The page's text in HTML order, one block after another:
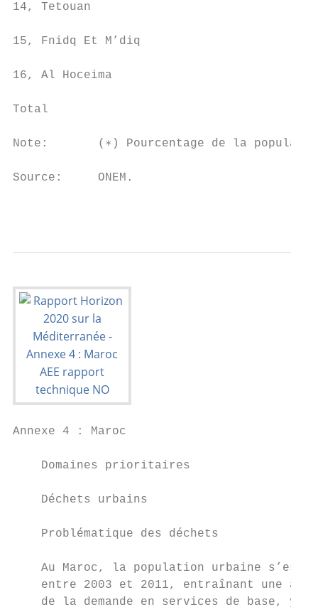
14, Tetouan
15, Fnidq Et M’diq
16, Al Hoceima
Total
Note:       (∗) Pourcentage de la
Source:     ONEM.
Annexe 4 : Maroc
    Domaines prioritaires
Déchets urbains
    Problématique des déchets
Au Maroc, la population urbaine s’est
entre 2003 et 2011, entraînant une
de la demande en services de base, y